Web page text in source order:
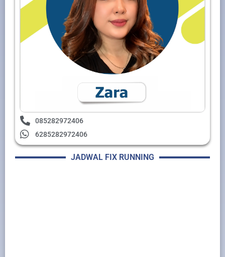
085282972406
6285282972406
JADWAL FIX RUNNING